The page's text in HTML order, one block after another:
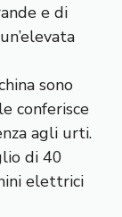
e di
sono
conferisce
agli urti.
di 40
elettrici